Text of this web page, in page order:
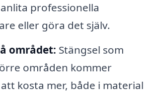
professionella
eller göra det själv.
området: Stängsel som
områden kommer
kosta mer, både i material